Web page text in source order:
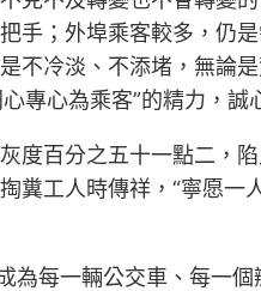
手；外埠乘客較多，仍
不冷淡、不添堵，無論
專心為乘客”的精力，誠
度百分之五十一點二，
糞工人時傳祥，“寧愿
為每一輛公交車、每一